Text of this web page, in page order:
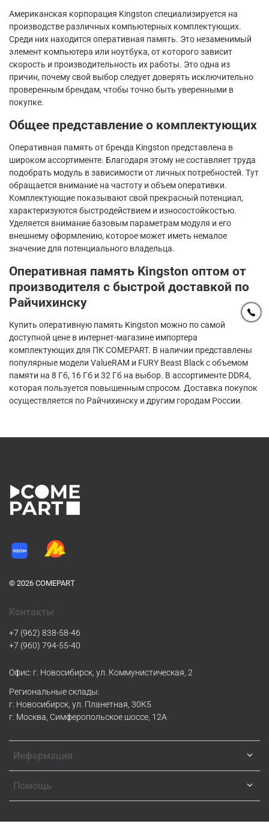
Американская корпорация Kingston специализируется на
производстве различных компьютерных комплектующих.
Среди них находится оперативная память. Это незаменимый
элемент компьютера или ноутбука, от которого зависит
скорость и производительность их работы. Это одна из
причин, почему свой выбор следует доверять исключительно
проверенным брендам, чтобы точно быть уверенными в
покупке.
Общее представление о комплектующих
Оперативная память от бренда Kingston представлена в
широком ассортименте. Благодаря этому не составляет труда
подобрать модуль в зависимости от личных потребностей. Тут
обращается внимание на частоту и объем оперативки.
Комплектующие показывают свой прекрасный потенциал,
характеризуются быстродействием и износостойкостью.
Уделяется внимание базовым параметрам модуля и его
внешнему оформлению, которое может иметь немалое
значение для потенциального владельца.
Оперативная память Kingston оптом от
производителя с быстрой доставкой по
Райчихинску
Купить оперативную память Kingston можно по самой
доступной цене в интернет-магазине импортера
комплектующих для ПК COMEPART. В наличии представлены
популярные модели ValueRAM и FURY Beast Black с объемом
памяти на 8 Гб, 16 Гб и 32 Гб на выбор. В ассортименте DDR4,
которая пользуется повышенным спросом. Доставка покупок
осуществляется по Райчихинску и другим городам России.
© 2026 COMEPART
Информация
Помощь
Контакты
+7 (962) 838-58-46
+7 (960) 794-55-40
Офис: г. Новосибирск, ул. Коммунистическая, 2
Региональные склады:
г. Новосибирск, ул. Планетная, 30К5
г. Москва, Симферопольское шоссе, 12А